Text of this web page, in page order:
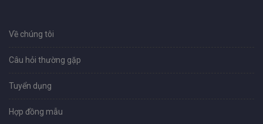
Về chúng tôi
Câu hỏi thường gặp
Tuyển dụng
Hợp đồng mẫu